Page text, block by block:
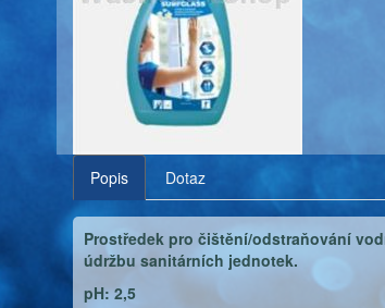
Popis Dotaz
Prostředek pro čištění/odstraňování
údržbu sanitárních jednotek.
pH: 2,5